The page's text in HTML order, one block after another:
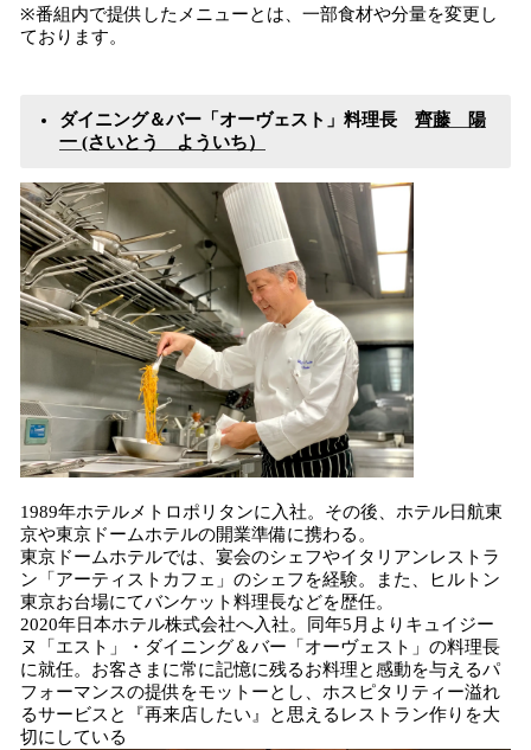
※番組内で提供したメニューとは、一部食材や分量を変更し
ております。
ダイニング＆バー「オーヴェスト」料理長 齊藤 陽
一 (さいとう よういち）
1989年ホテルメトロポリタンに入社。その後、ホテル日航東
京や東京ドームホテルの開業準備に携わる。
東京ドームホテルでは、宴会のシェフやイタリアンレストラ
ン「アーティストカフェ」のシェフを経験。また、ヒルトン
東京お台場にてバンケット料理長などを歴任。
2020年日本ホテル株式会社へ入社。同年5月よりキュイジー
ヌ「エスト」・ダイニング＆バー「オーヴェスト」の料理長
に就任。お客さまに常に記憶に残るお料理と感動を与えるパ
フォーマンスの提供をモットーとし、ホスピタリティー溢れ
るサービスと『再来店したい』と思えるレストラン作りを大
切にしている